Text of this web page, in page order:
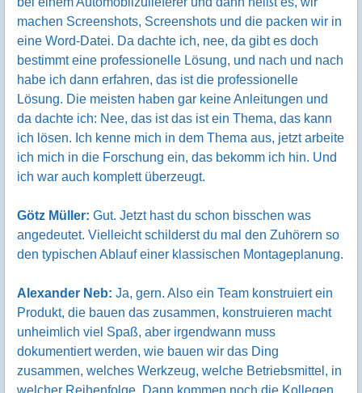
machen Screenshots, Screenshots und die packen wir in
eine Word-Datei. Da dachte ich, nee, da gibt es doch
bestimmt eine professionelle Lösung, und nach und nach
habe ich dann erfahren, das ist die professionelle
Lösung. Die meisten haben gar keine Anleitungen und
da dachte ich: Nee, das ist das ist ein Thema, das kann
ich lösen. Ich kenne mich in dem Thema aus, jetzt arbeite
ich mich in die Forschung ein, das bekomm ich hin. Und
ich war auch komplett überzeugt.
Götz Müller: Gut. Jetzt hast du schon bisschen was
angedeutet. Vielleicht schilderst du mal den Zuhörern so
den typischen Ablauf einer klassischen Montageplanung.
Alexander Neb: Ja, gern. Also ein Team konstruiert ein
Produkt, die bauen das zusammen, konstruieren macht
unheimlich viel Spaß, aber irgendwann muss
dokumentiert werden, wie bauen wir das Ding
zusammen, welches Werkzeug, welche Betriebsmittel, in
welcher Reihenfolge. Dann kommen noch die Kollegen